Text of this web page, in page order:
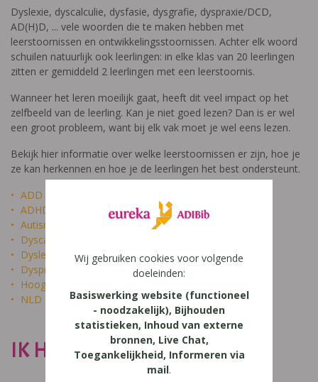
Dyslexie, dyscalculie, dysfasie, dysgrafie, dyspraxie/DCD,
AD(H)D, ... vele woorden die te maken hebben met
leerstoornissen en ontwikkelingsstoornissen. Achter elk woord
schuilen natuurlijk ook leerlingen: in elke klas van 20 leerlingen
zitten er gemiddeld 2 leerlingen met een leerstoornis.
Wanneer het leren moeilijk gaat, heeft dit veel impact op het
zelfbeeld van de leerling. Kan je niet goed lezen? Dan is er wel
een groot probleem, want bij elk vak moet je wel eens lezen.
Bekijk hier informatie over welke leerstoornissen er zijn, hoe je
ze kan herkennen en hoe je de leerlingen het best ondersteunt.
ADD
ADHD
Autisme
Dyscalculie
Dyslexie
Dyspraxie
Hoogbegaafdheid
NLD
IK HEET NIET DOM
Wij gebruiken cookies voor volgende
doeleinden:
Basiswerking website (functioneel
- noodzakelijk), Bijhouden
statistieken, Inhoud van externe
bronnen, Live Chat,
Toegankelijkheid, Informeren via
mail.